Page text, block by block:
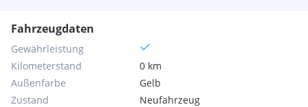
Fahrzeugdaten
Gewährleistung
Kilometerstand
0 km
Außenfarbe
Gelb
Zustand
Neufahrzeug